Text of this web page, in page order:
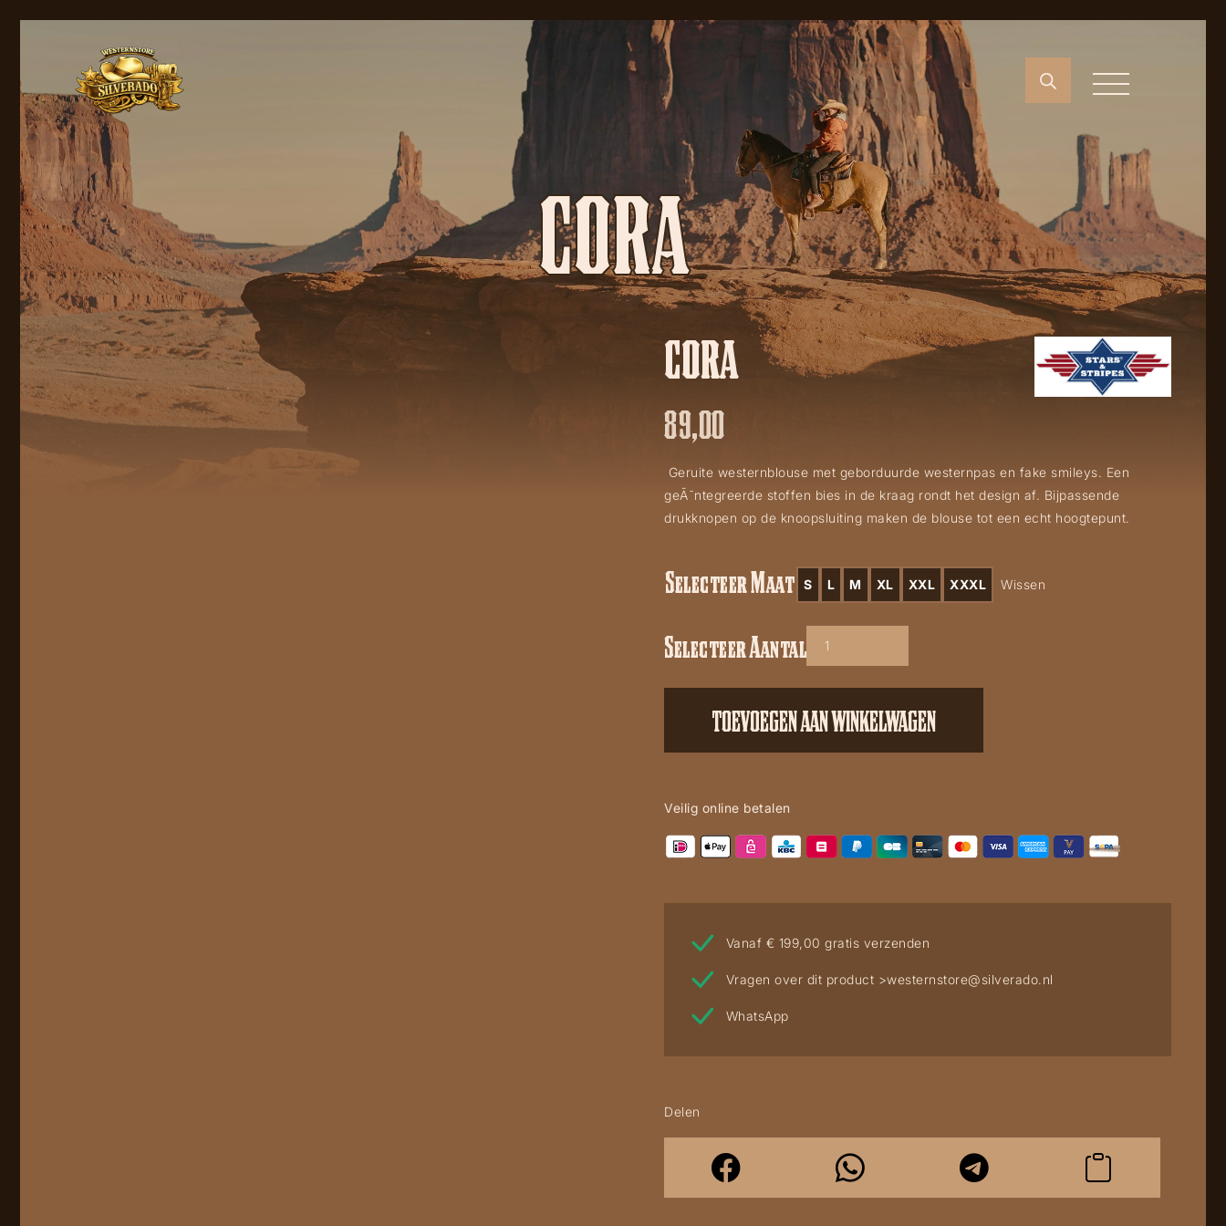
CORA
CORA
89,00
Geruite westernblouse met geborduurde westernpas en fake smileys. Een
geÃ¯ntegreerde stoffen bies in de kraag rondt het design af. Bijpassende
drukknopen op de knoopsluiting maken de blouse tot een echt hoogtepunt.
Selecteer Maat S L M XL XXL XXXL Wissen
Cora
Selecteer Aantal
TOEVOEGEN AAN WINKELWAGEN
Veilig online betalen
Vanaf € 199,00 gratis verzenden
Vragen over dit product >westernstore@silverado.nl
WhatsApp
Delen